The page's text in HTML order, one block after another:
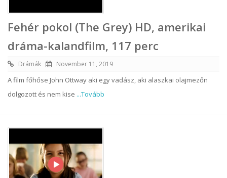
Fehér pokol (The Grey) HD, amerikai
dráma-kalandfilm, 117 perc
Drámák November 11, 2019
A film főhőse John Ottway aki egy vadász, aki alaszkai olajmezőn
dolgozott és nem kise ...Tovább